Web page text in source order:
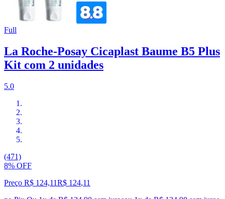
Full
La Roche-Posay Cicaplast Baume B5 Plus
Kit com 2 unidades
5.0
(471)
8% OFF
Preço R$ 124,11R$ 124,11